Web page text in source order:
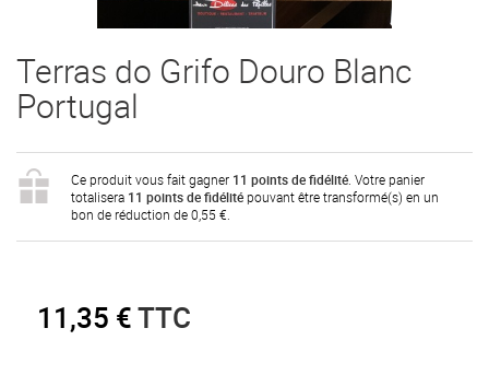
Terras do Grifo Douro Blanc
Portugal
Ce produit vous fait gagner 11 points de fidélité. Votre panier
totalisera 11 points de fidélité pouvant être transformé(s) en un
bon de réduction de 0,55 €.
11,35 €TTC